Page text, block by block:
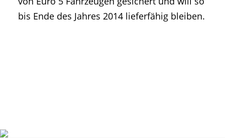
bis Ende des Jahres 2014 lieferfähig bleiben.